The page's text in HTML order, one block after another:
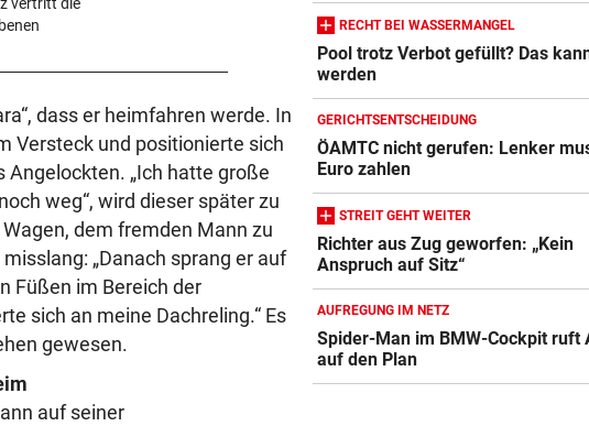
vertritt die
dass er heimfahren werde. In
Versteck und positionierte sich
„Ich hatte große
weg“, wird dieser später zu
dem fremden Mann zu
„Danach sprang er auf
Füßen im Bereich der
sich an meine Dachreling.“ Es
gewesen.
auf seiner
GEFAHR DURCH HITZE vor
„Diese Menschen dürfen wir
vergessen“
RECHT BEI WASSERMANGEL
Pool trotz Verbot gefüllt? Das
werden
GERICHTSENTSCHEIDUNG
ÖAMTC nicht gerufen: Lenker
Euro zahlen
STREIT GEHT WEITER
Richter aus Zug geworfen: „Kein
Anspruch auf Sitz“
AUFREGUNG IM NETZ
Spider-Man im BMW-Cockpit ruft
auf den Plan